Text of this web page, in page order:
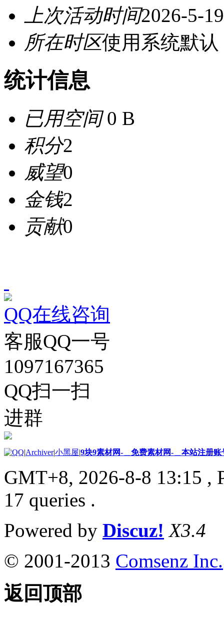
上次活动时间2026-5-
所在时区使用系统默认
统计信息
已用空间0 B
积分2
威望0
金钱2
贡献0
QQ在线咨询
客服QQ一号
1097167365
QQ扫一扫
进群
|Archiver|小黑屋|9块9素材网-＿免费素材网-＿本站注册账
GMT+8, 2026-8-8 13:15 ,
17 queries .
Powered by Discuz! X3.4
© 2001-2013 Comsenz Inc.
返回顶部